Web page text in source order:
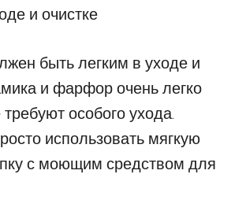
и очистке
быть легким в уходе и
и фарфор очень легко
требуют особого ухода.
использовать мягкую
с моющим средством для